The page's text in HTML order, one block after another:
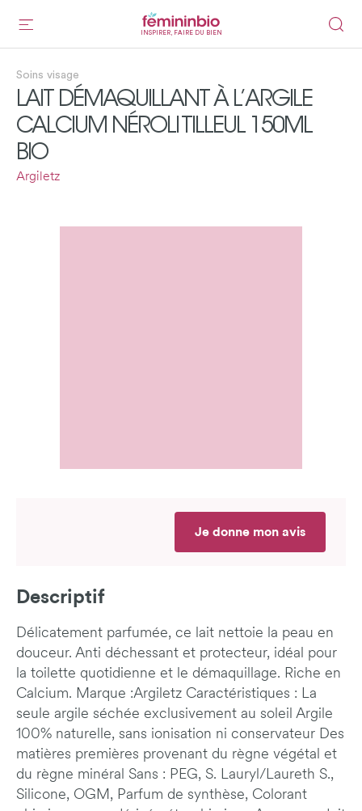
INSPIRER, FAIRE DU BIEN
Soins visage
LAIT DÉMAQUILLANT À L’ARGILE
CALCIUM NÉROLI TILLEUL 150ML
BIO
Argiletz
Je donne mon avis
Descriptif
Délicatement parfumée, ce lait nettoie la peau en
douceur. Anti déchessant et protecteur, idéal pour
la toilette quotidienne et le démaquillage. Riche en
Calcium. Marque :Argiletz Caractéristiques : La
seule argile séchée exclusivement au soleil Argile
100% naturelle, sans ionisation ni conservateur Des
matières premières provenant du règne végétal et
du règne minéral Sans : PEG, S. Lauryl/Laureth S.,
Silicone, OGM, Parfum de synthèse, Colorant